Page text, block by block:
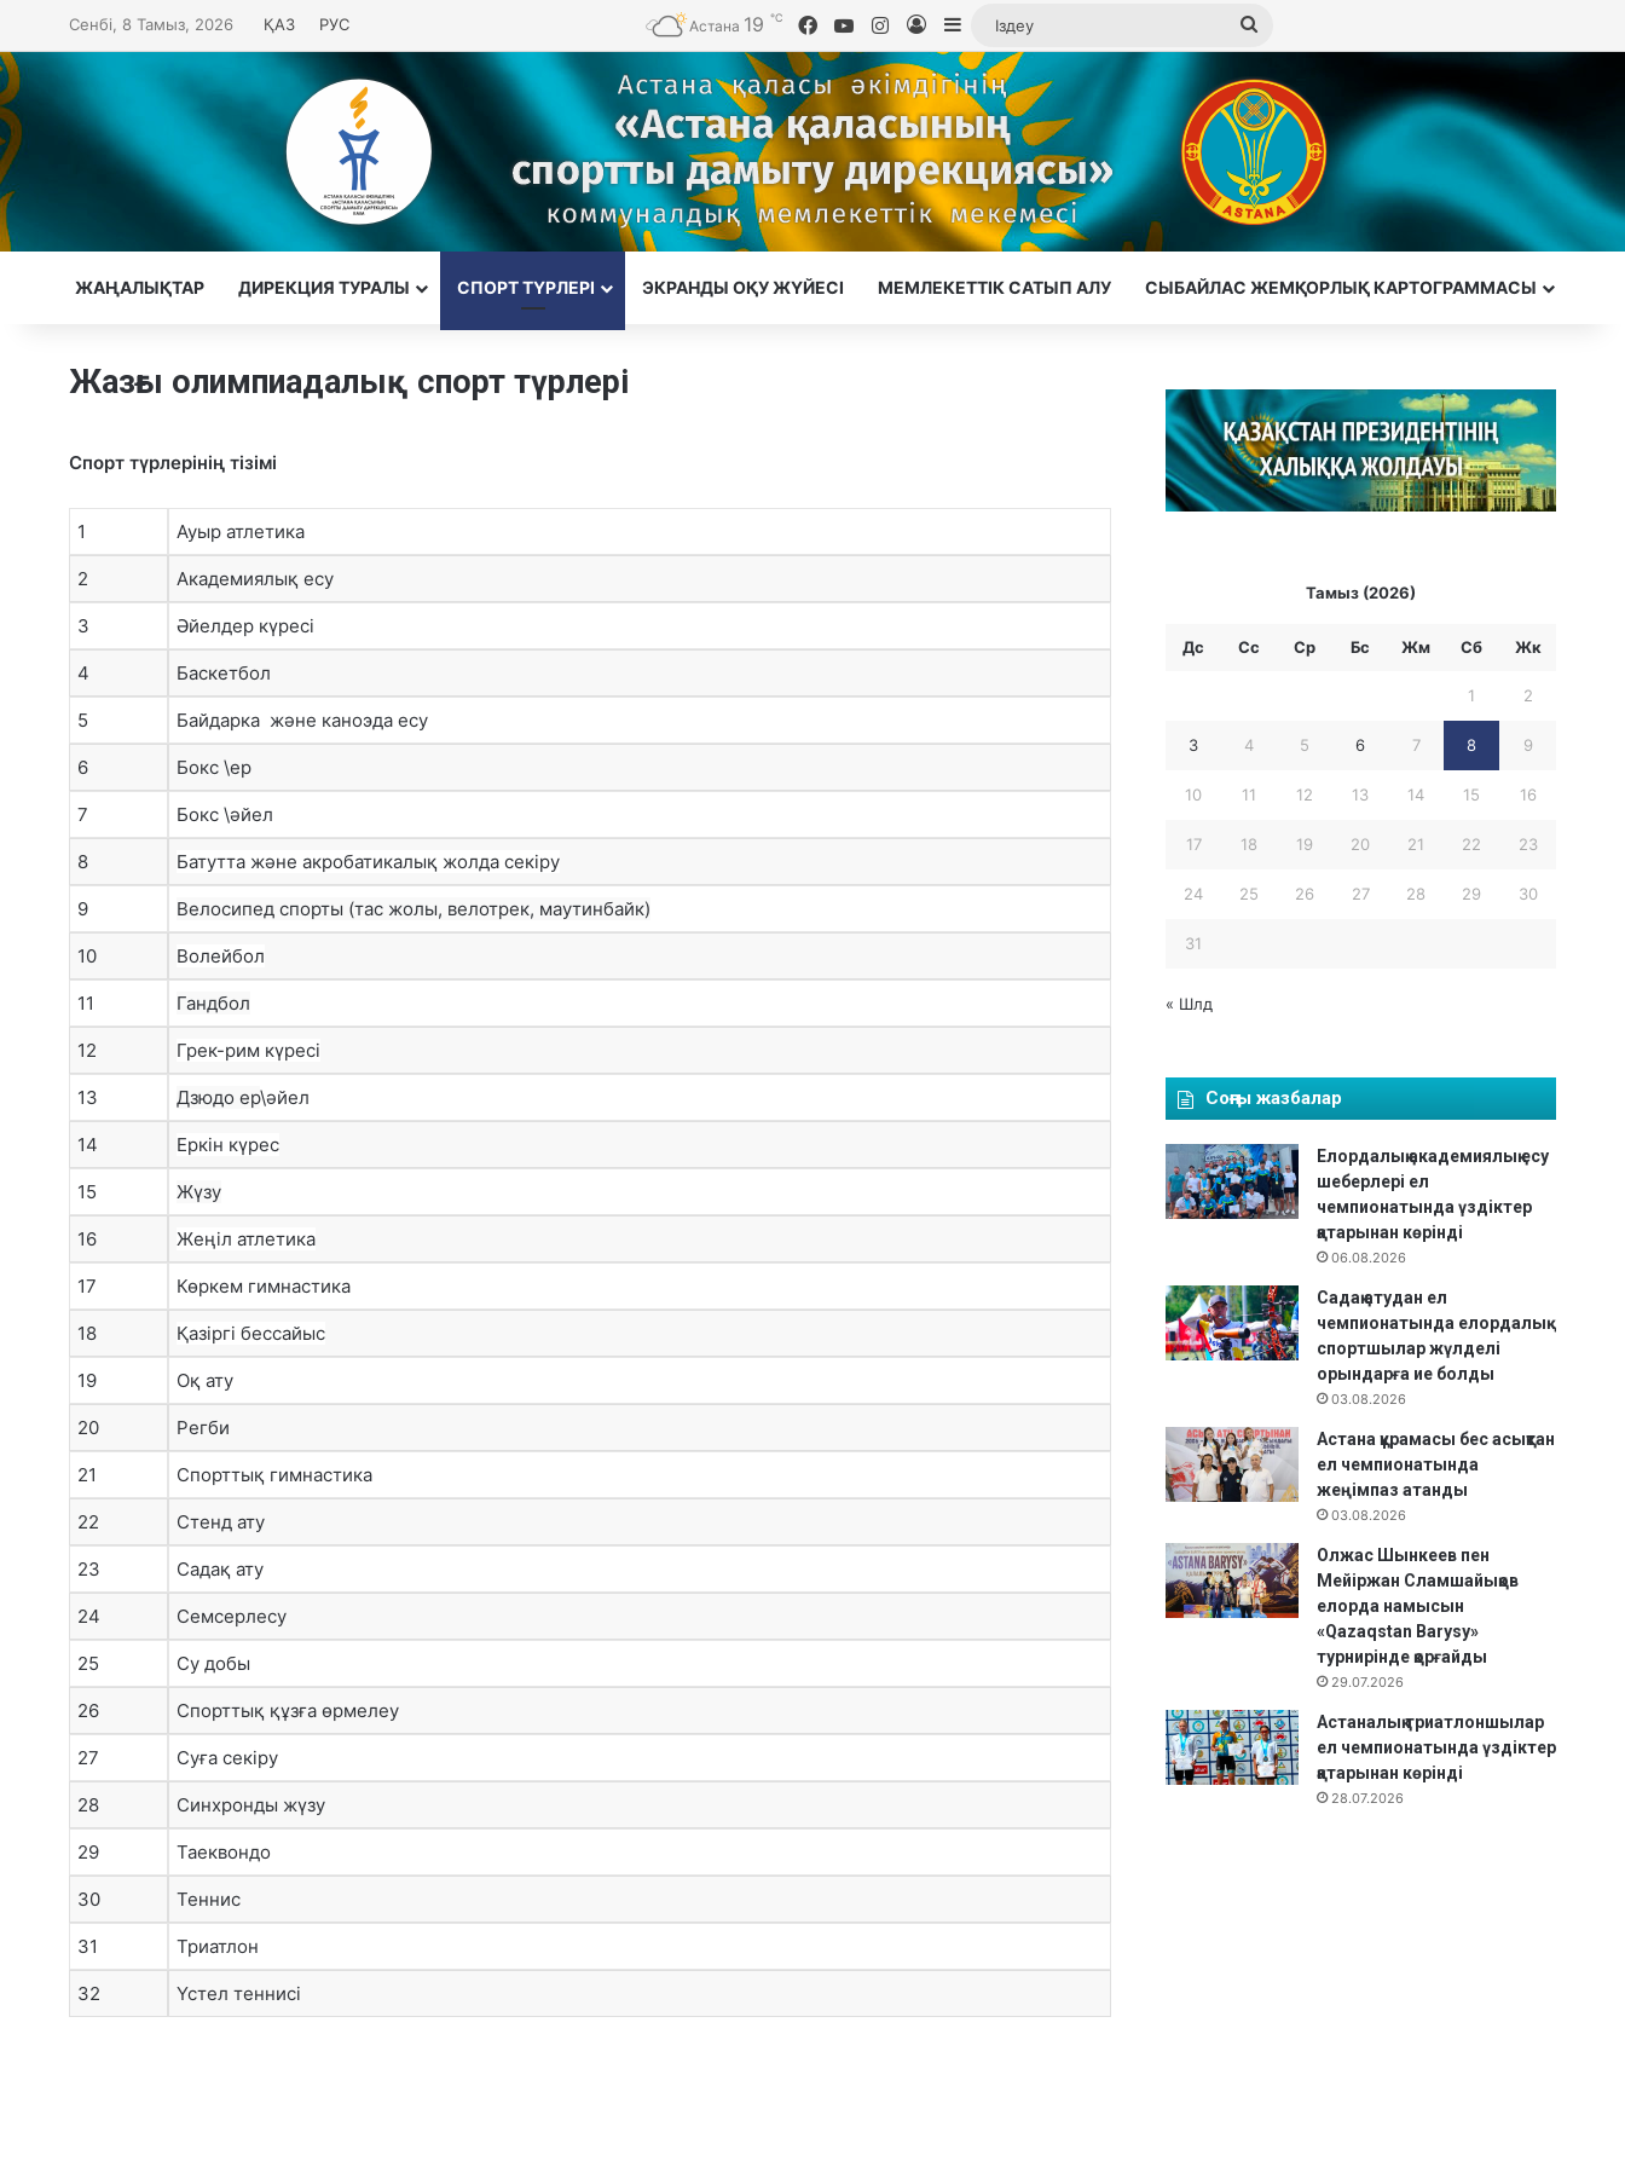
Сенбі, 8 Тамыз, 2026 ҚАЗ РУС Астана 19 ℃ Facebook
YouTubeInstagram
КіруSidebar Іздеу
ЖАҢАЛЫҚТАР ДИРЕКЦИЯ ТУРАЛЫ CПОРТ ТҮРЛЕРІ ЭКРАНДЫ ОҚУ ЖҮЙЕСІ МЕМЛЕКЕТТІК САТЫП АЛУ СЫБАЙЛАС ЖЕМҚОРЛЫҚ КАРТОГРАММАСЫ
Жазғы олимпиадалық спорт түрлері
Спорт түрлерінің тізімі
1 Ауыр атлетика
2 Академиялық есу
3 Әйелдер күресі
4 Баскетбол
5 Байдарка және каноэда есу
6 Бокс \ер
7 Бокс \әйел
8 Батутта және акробатикалық жолда секіру
9 Велосипед спорты (тас жолы, велотрек, маутинбайк)
10 Волейбол
11 Гандбол
12 Грек-рим күресі
13 Дзюдо ер\әйел
14 Еркін күрес
15 Жүзу
16 Жеңіл атлетика
17 Көркем гимнастика
18 Қазіргі бессайыс
19 Оқ ату
20 Регби
21 Спорттық гимнастика
22 Стенд ату
23 Садақ ату
24 Семсерлесу
25 Су добы
26 Спорттық құзға өрмелеу
27 Суға секіру
28 Синхронды жүзу
29 Таеквондо
30 Теннис
31 Триатлон
32 Үстел теннисі
Тамыз (2026)
Дс Сс Ср Бc Жм Сб Жк
1 2
3 4 5 6 7 8 9
10 11 12 13 14 15 16
17 18 19 20 21 22 23
24 25 26 27 28 29 30
31
« Шлд
Соңғы жазбалар
Елордалық академиялық есу
шеберлері ел
чемпионатында үздіктер
қатарынан көрінді
06.08.2026
Садақ атудан ел
чемпионатында елордалық
спортшылар жүлделі
орындарға ие болды
03.08.2026
Астана құрамасы бес асықтан
ел чемпионатында
жеңімпаз атанды
03.08.2026
Олжас Шынкеев пен
Мейіржан Сламшайықов
елорда намысын
«Qazaqstan Barysy»
турнирінде қорғайды
29.07.2026
Астаналық триатлоншылар
ел чемпионатында үздіктер
қатарынан көрінді
28.07.2026